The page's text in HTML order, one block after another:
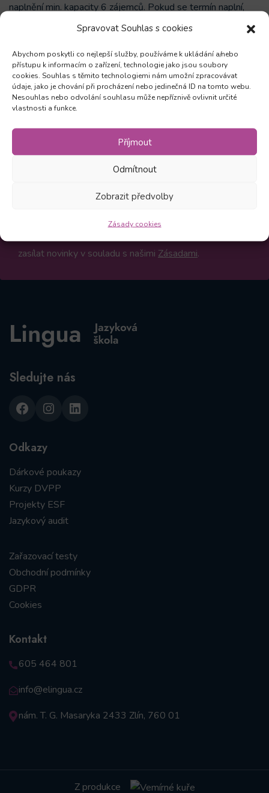
Spravovat Souhlas s cookies
Abychom poskytli co nejlepší služby, používáme k ukládání a/nebo
přístupu k informacím o zařízení, technologie jako jsou soubory
cookies. Souhlas s těmito technologiemi nám umožní zpracovávat
údaje, jako je chování při procházení nebo jedinečná ID na tomto webu.
Nesouhlas nebo odvolání souhlasu může nepříznivě ovlivnit určité
vlastnosti a funkce.
Příjmout
Odmítnout
Zobrazit předvolby
Zásady cookies
naplnění min. kapacity 6 zájemců. Pokud se termín naplní,
všem přihlášeným přijde pozvánka s bližšími informacemi.
Zůstaňte v obraze
Odebírejte novinky a mějte přehled o všech našich
zasílat novinky v souladu s našimi Zásadami.
Sledujte nás
Facebook
Instagram
LinkedIn
Odkazy
Dárkové poukazy
Kurzy DVPP
Projekty ESF
Jazykový audit
Zařazovací testy
Obchodní podmínky
GDPR
Cookies
Kontakt
605 464 801
info@elingua.cz
nám. T. G. Masaryka 2433 Zlín, 760 01
Z produkce